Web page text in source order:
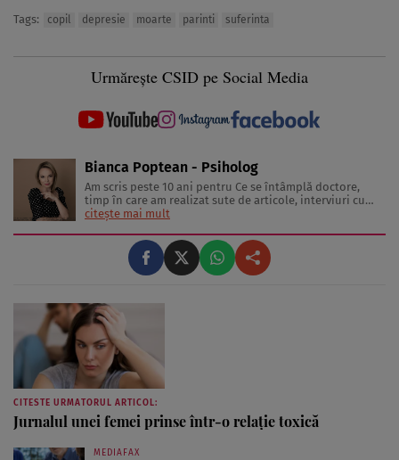
Tags: copil depresie moarte parinti suferinta
Urmărește CSID pe Social Media
Bianca Poptean - Psiholog
Am scris peste 10 ani pentru Ce se întâmplă doctore,
timp în care am realizat sute de articole, interviuri cu
medici și specialiști în diverse domenii, materiale video,
băieți minunați care mi-au oferit ocazia să văd lumea
citește mai mult
CITESTE URMATORUL ARTICOL:
Jurnalul unei femei prinse într-o relaţie toxică
MEDIAFAX